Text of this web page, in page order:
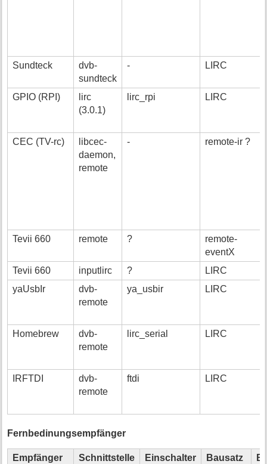
Sundteck
dvb-
sundteck
- LIRC
GPIO (RPI)
lirc
(3.0.1)
lirc_rpi LIRC
CEC (TV-rc)
libcec-
daemon,
remote
- remote-ir ?
Tevii 660 remote ?
remote-
eventX
Tevii 660
inputlirc ?
LIRC
yaUsbIr
dvb-
remote
ya_usbir LIRC
Homebrew
dvb-
remote
lirc_serial LIRC
IRFTDI
dvb-
remote
ftdi LIRC
Fernbedinungsempfänger
Empfänger Schnittstelle Einschalter Bausatz